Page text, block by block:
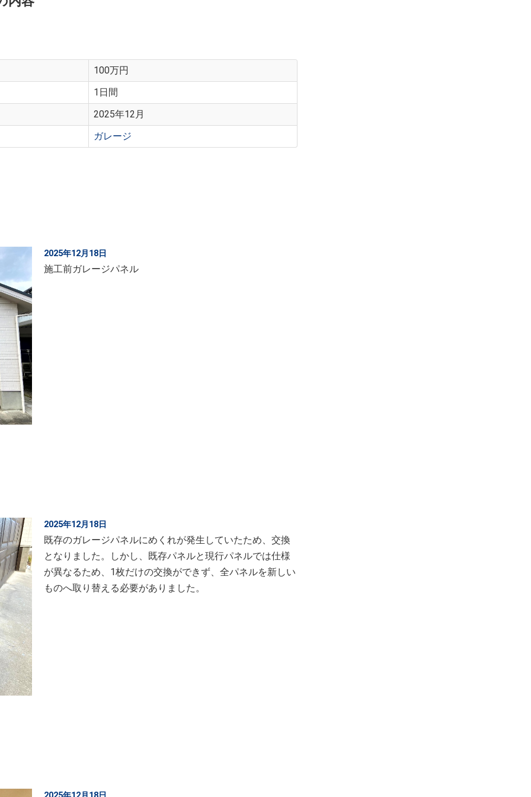
100万円
1日間
2025年12月
ガレージ
2025年12月18日
施工前ガレージパネル
2025年12月18日
既存のガレージパネルにめくれが発生していたため、交換
となりました。しかし、既存パネルと現行パネルでは仕様
が異なるため、1枚だけの交換ができず、全パネルを新しい
ものへ取り替える必要がありました。